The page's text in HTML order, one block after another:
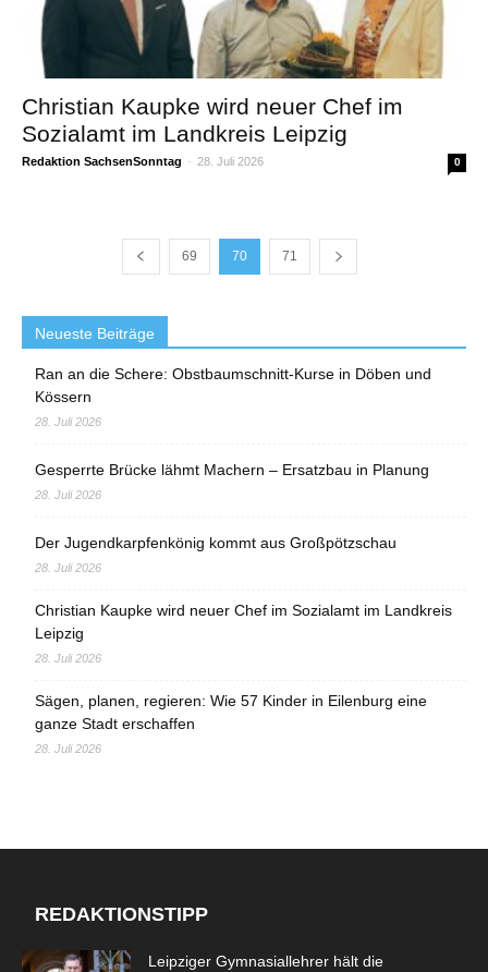
Christian Kaupke wird neuer Chef im
Sozialamt im Landkreis Leipzig
Redaktion SachsenSonntag - 28. Juli 2026 0
69 70 71
Neueste Beiträge
Ran an die Schere: Obstbaumschnitt-Kurse in Döben und
Kössern
28. Juli 2026
Gesperrte Brücke lähmt Machern – Ersatzbau in Planung
28. Juli 2026
Der Jugendkarpfenkönig kommt aus Großpötzschau
28. Juli 2026
Christian Kaupke wird neuer Chef im Sozialamt im Landkreis
Leipzig
28. Juli 2026
Sägen, planen, regieren: Wie 57 Kinder in Eilenburg eine
ganze Stadt erschaffen
28. Juli 2026
REDAKTIONSTIPP
Leipziger Gymnasiallehrer hält die